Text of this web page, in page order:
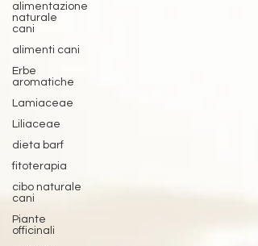
alimentazione
naturale
cani
alimenti cani
Erbe
aromatiche
Lamiaceae
Liliaceae
dieta barf
fitoterapia
cibo naturale
cani
Piante
officinali